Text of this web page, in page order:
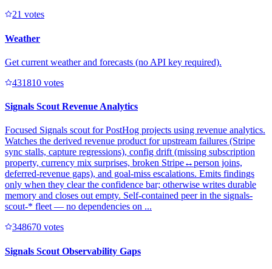
21 votes
Weather
Get current weather and forecasts (no API key required).
431810 votes
Signals Scout Revenue Analytics
Focused Signals scout for PostHog projects using revenue analytics.
Watches the derived revenue product for upstream failures (Stripe
sync stalls, capture regressions), config drift (missing subscription
property, currency mix surprises, broken Stripe↔person joins,
deferred-revenue gaps), and goal-miss escalations. Emits findings
only when they clear the confidence bar; otherwise writes durable
memory and closes out empty. Self-contained peer in the signals-
scout-* fleet — no dependencies on ...
348670 votes
Signals Scout Observability Gaps